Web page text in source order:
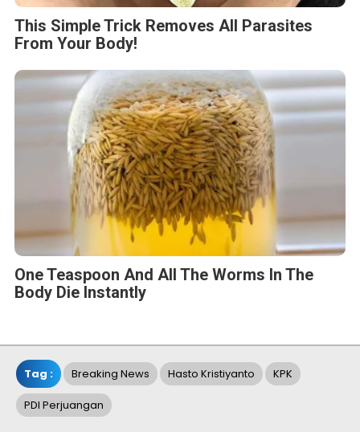
This Simple Trick Removes All Parasites
From Your Body!
One Teaspoon And All The Worms In The
Body Die Instantly
Tag : Breaking News Hasto Kristiyanto KPK
PDI Perjuangan